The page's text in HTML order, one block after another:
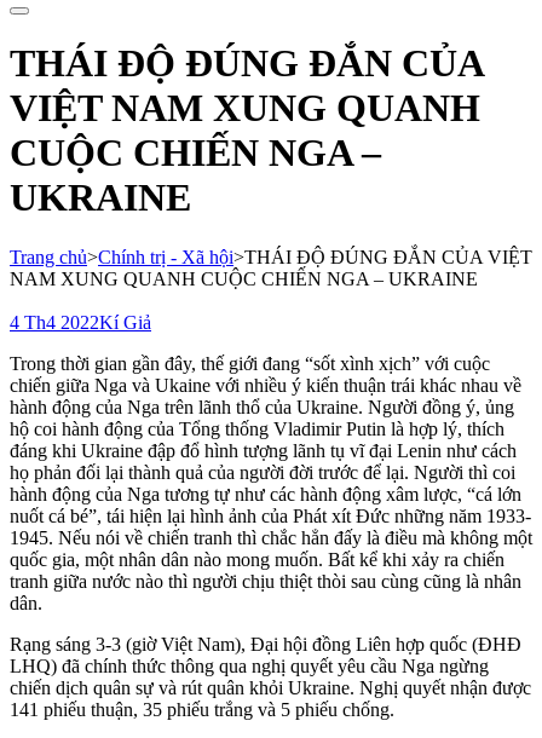
cho:
THÁI ĐỘ ĐÚNG ĐẮN CỦA
VIỆT NAM XUNG QUANH
CUỘC CHIẾN NGA –
UKRAINE
Trang chủ>Chính trị - Xã hội>THÁI ĐỘ ĐÚNG ĐẮN CỦA VIỆT
NAM XUNG QUANH CUỘC CHIẾN NGA – UKRAINE
4 Th4 2022Kí Giả
Trong thời gian gần đây, thế giới đang “sốt xình xịch” với cuộc
chiến giữa Nga và Ukaine với nhiều ý kiến thuận trái khác nhau về
hành động của Nga trên lãnh thổ của Ukraine. Người đồng ý, ủng
hộ coi hành động của Tổng thống Vladimir Putin là hợp lý, thích
đáng khi Ukraine đập đổ hình tượng lãnh tụ vĩ đại Lenin như cách
họ phản đối lại thành quả của người đời trước để lại. Người thì coi
hành động của Nga tương tự như các hành động xâm lược, “cá lớn
nuốt cá bé”, tái hiện lại hình ảnh của Phát xít Đức những năm 1933-
1945. Nếu nói về chiến tranh thì chắc hẳn đấy là điều mà không một
quốc gia, một nhân dân nào mong muốn. Bất kể khi xảy ra chiến
tranh giữa nước nào thì người chịu thiệt thòi sau cùng cũng là nhân
dân.
Rạng sáng 3-3 (giờ Việt Nam), Đại hội đồng Liên hợp quốc (ĐHĐ
LHQ) đã chính thức thông qua nghị quyết yêu cầu Nga ngừng
chiến dịch quân sự và rút quân khỏi Ukraine. Nghị quyết nhận được
141 phiếu thuận, 35 phiếu trắng và 5 phiếu chống.